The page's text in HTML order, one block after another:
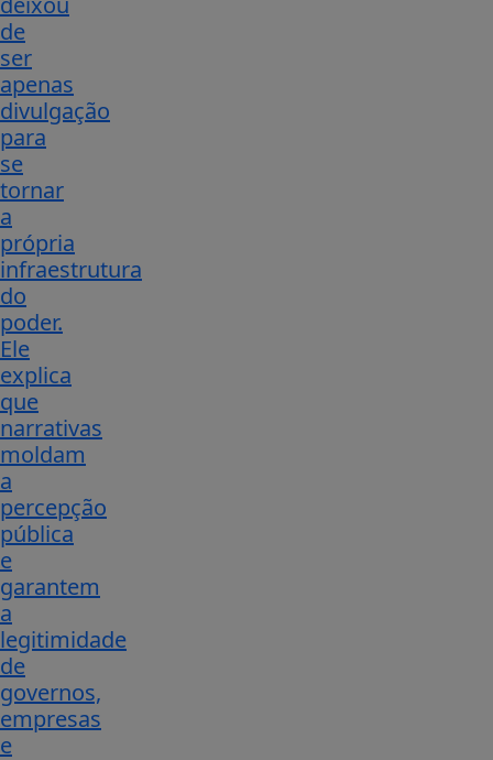
de
ser
apenas
divulgação
para
se
tornar
a
própria
infraestrutura
do
poder.
Ele
explica
que
narrativas
moldam
a
percepção
pública
e
garantem
a
legitimidade
de
governos,
empresas
e